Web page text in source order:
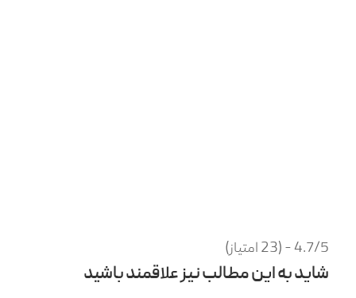
4.7/5 - (23 امتیاز)
شاید به این مطالب نیز علاقمند باشید